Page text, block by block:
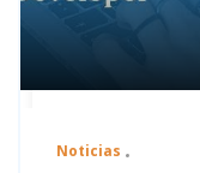
Noticias